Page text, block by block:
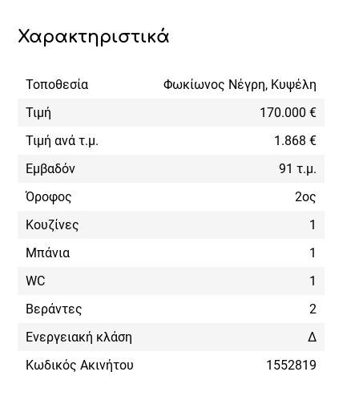
Χαρακτηριστικά
Τοποθεσία
Φωκίωνος Νέγρη, Κυψέλη
Τιμή
170.000 €
Τιμή ανά τ.μ.
1.868 €
Εμβαδόν
91 τ.μ.
Όροφος
2ος
Κουζίνες
1
Μπάνια
1
WC
1
Βεράντες
2
Ενεργειακή κλάση
Δ
Κωδικός Ακινήτου
1552819